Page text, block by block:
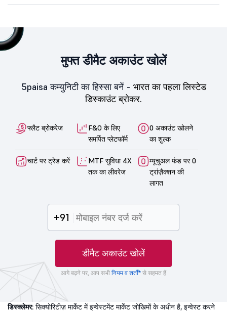
मुफ्त डीमैट अकाउंट खोलें
5paisa कम्युनिटी का हिस्सा बनें - भारत का पहला लिस्टेड
डिस्काउंट ब्रोकर.
फ्लैट ब्रोकरेज
F&O के लिए
समर्पित प्लेटफॉर्म
0 अकाउंट खोलने
का शुल्क
चार्ट पर ट्रेड करें
MTF सुविधा 4X
तक का लीवरेज
म्यूचुअल फंड पर 0
ट्रांज़ैक्शन की
लागत
+91
डीमैट अकाउंट खोलें
आगे बढ़ने पर, आप सभी नियम व शर्तों* से सहमत हैं
डिस्क्लेमर: सिक्योरिटीज़ मार्केट में इन्वेस्टमेंट मार्केट जोखिमों के अधीन है, इन्वेस्ट करने